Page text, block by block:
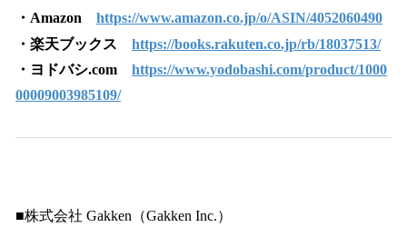
・Amazon https://www.amazon.co.jp/o/ASIN/4052060490
・楽天ブックス https://books.rakuten.co.jp/rb/18037513/
・ヨドバシ.com https://www.yodobashi.com/product/1000
00009003985109/
■株式会社 Gakken（Gakken Inc.）